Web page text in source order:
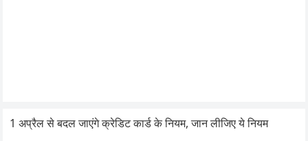
1 अप्रैल से बदल जाएंगे क्रेडिट कार्ड के नियम, जान लीजिए ये नियम